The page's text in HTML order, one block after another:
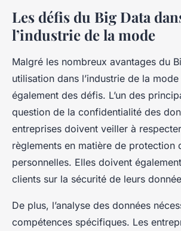
Les défis du Big Data
l’industrie de la mode
Malgré les nombreux avantages du
utilisation dans l’industrie de la
également des défis. L’un des
question de la confidentialité des
entreprises doivent veiller à
règlements en matière de protection
personnelles. Elles doivent
clients sur la sécurité de leurs
De plus, l’analyse des données
compétences spécifiques. Les